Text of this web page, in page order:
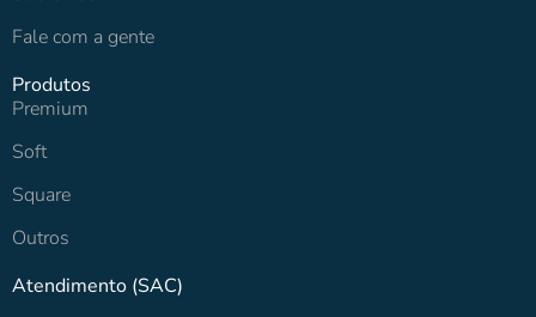
Fale com a gente
Produtos
Premium
Soft
Square
Outros
Atendimento (SAC)